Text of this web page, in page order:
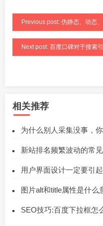
Previous post: 伪静态、动态
Next post: 百度口碑对于搜索
相关推荐
为什么别人采集没事，
新站排名频繁波动的常
用户界面设计一定要引
图片alt和title属性是什么
SEO技巧:百度下拉框怎